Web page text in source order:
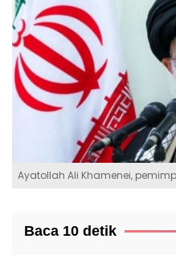
Ayatollah Ali Khamenei,
Baca 10 detik